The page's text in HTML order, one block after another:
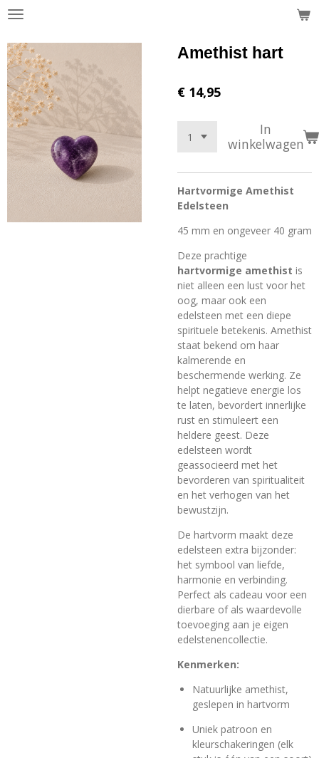
Ga
naar
de
hoofdinhoud
Amethist hart
€ 14,95
In
winkelwagen
Hartvormige Amethist
Edelsteen
45 mm en ongeveer 40 gram
Deze prachtige
hartvormige amethist is
niet alleen een lust voor het
oog, maar ook een
edelsteen met een diepe
spirituele betekenis. Amethist
staat bekend om haar
kalmerende en
beschermende werking. Ze
helpt negatieve energie los
te laten, bevordert innerlijke
rust en stimuleert een
heldere geest. Deze
edelsteen wordt
geassocieerd met het
bevorderen van spiritualiteit
en het verhogen van het
bewustzijn.
De hartvorm maakt deze
edelsteen extra bijzonder:
het symbool van liefde,
harmonie en verbinding.
Perfect als cadeau voor een
dierbare of als waardevolle
toevoeging aan je eigen
edelstenencollectie.
Kenmerken:
Natuurlijke amethist,
geslepen in hartvorm
Uniek patroon en
kleurschakeringen (elk